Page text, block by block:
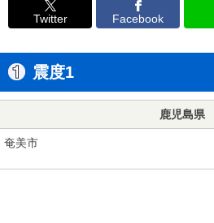
Twitter Facebook
震度1
鹿児島県
奄美市